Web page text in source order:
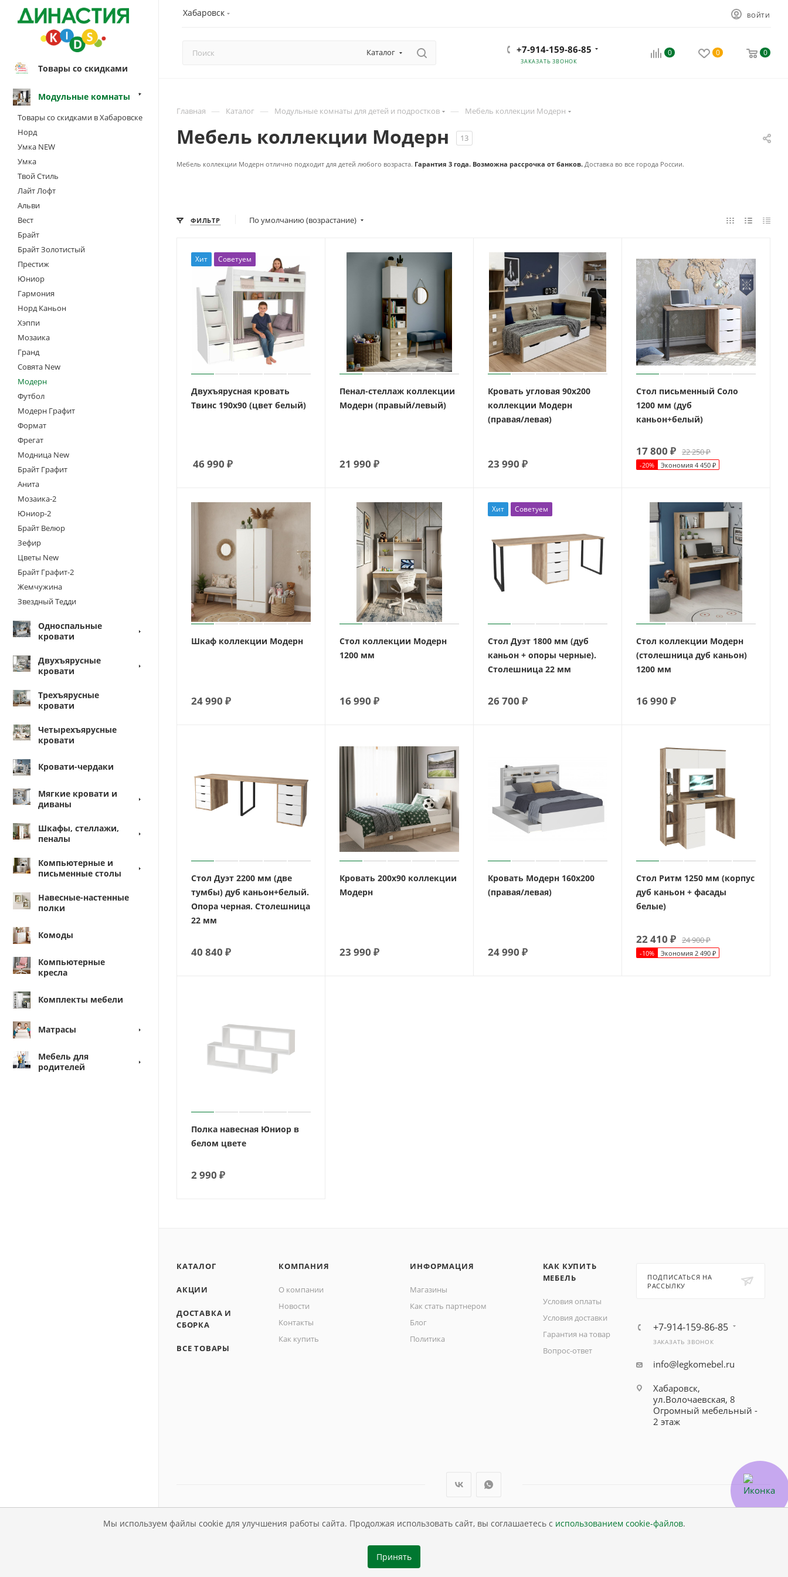
Мы используем файлы cookie для улучшения работы сайта. Продолжая использовать сайт, вы соглашаетесь с использованием cookie-файлов.
Принять
Хабаровск ВОЙТИ
Каталог +7-914-159-86-85
ЗАКАЗАТЬ ЗВОНОК
0 0 0
Товары со скидками
Модульные комнаты
Товары со скидками в Хабаровске
Норд
Умка NEW
Умка
Твой Стиль
Лайт Лофт
Альви
Вест
Брайт
Брайт Золотистый
Престиж
Юниор
Гармония
Норд Каньон
Хэппи
Мозаика
Гранд
Совята New
Модерн
Футбол
Модерн Графит
Формат
Фрегат
Модница New
Брайт Графит
Анита
Мозаика-2
Юниор-2
Брайт Велюр
Зефир
Цветы New
Брайт Графит-2
Жемчужина
Звездный Тедди
Односпальные
кровати
Двухъярусные
кровати
Трехъярусные
кровати
Четырехъярусные
кровати
Кровати-чердаки
Мягкие кровати и
диваны
Шкафы, стеллажи,
пеналы
Компьютерные и
письменные столы
Навесные-настенные
полки
Комоды
Компьютерные
кресла
Комплекты мебели
Матрасы
Мебель для
родителей
Главная — Каталог — Модульные комнаты для детей и подростков — Мебель коллекции Модерн
Мебель коллекции Модерн 13
Мебель коллекции Модерн отлично подходит для детей любого возраста. Гарантия 3 года. Возможна рассрочка от банков. Доставка во все города России.
ФИЛЬТР По умолчанию (возрастание)
Хит Советуем
Двухъярусная кровать
Твинс 190х90 (цвет белый)
46 990 ₽
Пенал-стеллаж коллекции
Модерн (правый/левый)
21 990 ₽
Кровать угловая 90х200
коллекции Модерн
(правая/левая)
23 990 ₽
Стол письменный Соло
1200 мм (дуб
каньон+белый)
17 800 ₽ 22 250₽
-20% Экономия 4 450 ₽
Шкаф коллекции Модерн
24 990 ₽
Стол коллекции Модерн
1200 мм
16 990 ₽
Хит Советуем
Стол Дуэт 1800 мм (дуб
каньон + опоры черные).
Столешница 22 мм
26 700 ₽
Стол коллекции Модерн
(столешница дуб каньон)
1200 мм
16 990 ₽
Стол Дуэт 2200 мм (две
тумбы) дуб каньон+белый.
Опора черная. Столешница
22 мм
40 840 ₽
Кровать 200х90 коллекции
Модерн
23 990 ₽
Кровать Модерн 160х200
(правая/левая)
24 990 ₽
Стол Ритм 1250 мм (корпус
дуб каньон + фасады
белые)
22 410 ₽ 24 900₽
-10% Экономия 2 490 ₽
Полка навесная Юниор в
белом цвете
2 990 ₽
КАТАЛОГ
АКЦИИ
ДОСТАВКА И
СБОРКА
ВСЕ ТОВАРЫ
КОМПАНИЯ
О компании
Новости
Контакты
Как купить
ИНФОРМАЦИЯ
Магазины
Как стать партнером
Блог
Политика
КАК КУПИТЬ
МЕБЕЛЬ
Условия оплаты
Условия доставки
Гарантия на товар
Вопрос-ответ
ПОДПИСАТЬСЯ НА
РАССЫЛКУ
+7-914-159-86-85
ЗАКАЗАТЬ ЗВОНОК
info@legkomebel.ru
Хабаровск,
ул.Волочаевская, 8
Огромный мебельный -
2 этаж
© Магазин детской мебели Династия Kids , 1995 - 2026